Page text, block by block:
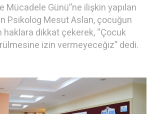
Mücadele Günü”ne ilişkin yapılan
Psikolog Mesut Aslan, çocuğun
haklara dikkat çekerek, “Çocuk
izin vermeyeceğiz” dedi.